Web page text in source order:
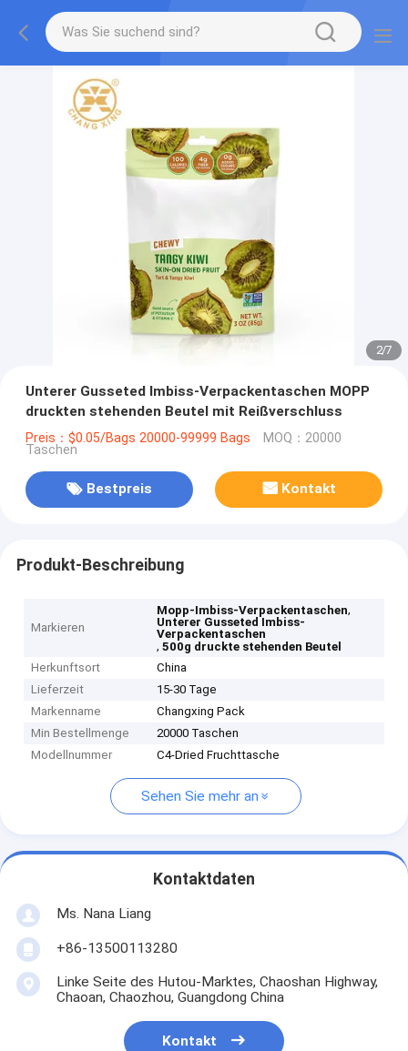
2/7
Unterer Gusseted Imbiss-Verpackentaschen MOPP
druckten stehenden Beutel mit Reißverschluss
Preis：$0.05/Bags 20000-99999 Bags MOQ：20000
Taschen
Bestpreis Kontakt
Produkt-Beschreibung
Markieren
Mopp-Imbiss-Verpackentaschen,
Unterer Gusseted Imbiss-
Verpackentaschen
,500g druckte stehenden Beutel
Herkunftsort
China
Lieferzeit
15-30 Tage
Markenname
Changxing Pack
Min Bestellmenge
20000 Taschen
Modellnummer
C4-Dried Fruchttasche
Sehen Sie mehr an
Kontaktdaten
Ms. Nana Liang
+86-13500113280
Linke Seite des Hutou-Marktes, Chaoshan Highway,
Chaoan, Chaozhou, Guangdong China
Kontakt